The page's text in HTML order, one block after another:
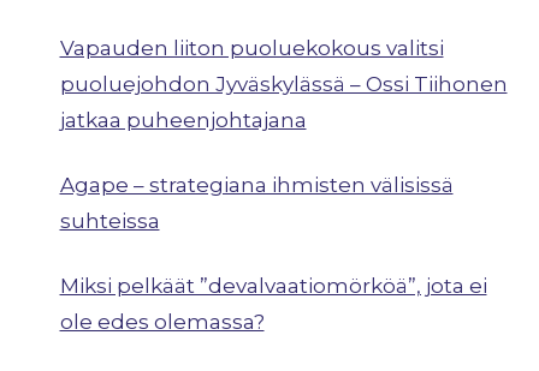
Vapauden liiton puoluekokous valitsi
puoluejohdon Jyväskylässä – Ossi Tiihonen
jatkaa puheenjohtajana
Agape – strategiana ihmisten välisissä
suhteissa
Miksi pelkäät ”devalvaatiomörköä”, jota ei
ole edes olemassa?